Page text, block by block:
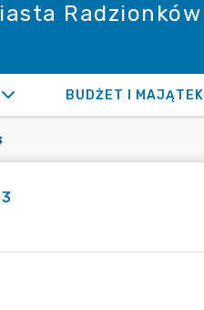
Radzionków
BUDŻET I MAJĄTEK